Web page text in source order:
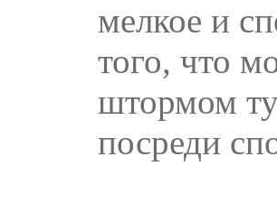
мелкое и
того, что
штормом
посреди